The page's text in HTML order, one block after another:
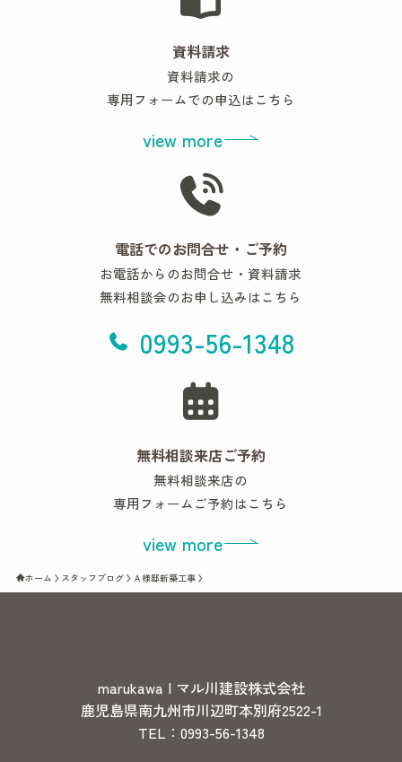
資料請求
資料請求の
専用フォームでの申込はこちら
view more
電話でのお問合せ・ご予約
お電話からのお問合せ・資料請求
無料相談会のお申し込みはこちら
0993-56-1348
無料相談来店ご予約
無料相談来店の
専用フォームご予約はこちら
view more
ホーム スタッフブログ Ａ様邸新築工事
marukawa | マル川建設株式会社
鹿児島県南九州市川辺町本別府2522-1
TEL：0993-56-1348